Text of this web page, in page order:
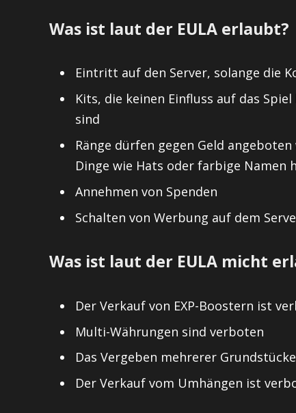
Was ist laut der EULA erlaubt?
Eintritt auf den Server, solange die
Kits, die keinen Einfluss auf das
sind
Ränge dürfen gegen Geld
Dinge wie Hats oder farbige Namen
Annehmen von Spenden
Schalten von Werbung auf dem
Was ist laut der EULA micht
Der Verkauf von EXP-Boostern ist
Multi-Währungen sind verboten
Das Vergeben mehrerer
Der Verkauf vom Umhängen ist